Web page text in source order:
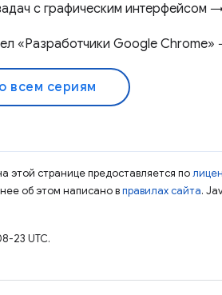
с графическим интерфейсом
«Разработчики Google
всем сериям
этой странице предоставляется по
об этом написано вправилах сайта.
23 UTC.